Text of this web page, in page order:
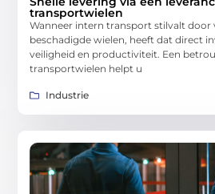
transportwielen
Wanneer intern transport stilvalt door
beschadigde wielen, heeft dat direct
veiligheid en productiviteit. Een
transportwielen helpt u
Industrie